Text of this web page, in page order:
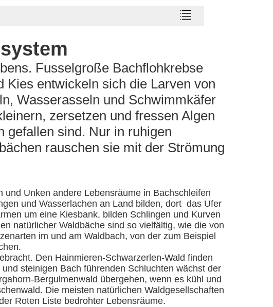
Fusselgroße Bachflohkrebse
entwickeln sich die Larven von
Wasserasseln und Schwimmkäfer
zersetzen und fressen Algen
gefallen sind. Nur in ruhigen
rauschen sie mit der Strömung
Unken andere Lebensräume in Bachschleifen
und Wasserlachen an Land bilden, dort das Ufer
um eine Kiesbank, bilden Schlingen und Kurven
natürlicher Waldbäche sind so vielfältig, wie die von
im und am Waldbach, von der zum Beispiel
Den Hainmieren-Schwarzerlen-Wald finden
steinigen Bach führenden Schluchten wächst der
Bergulmenwald übergehen, wenn es kühl und
Die meisten natürlichen Waldgesellschaften
Roten Liste bedrohter Lebensräume.